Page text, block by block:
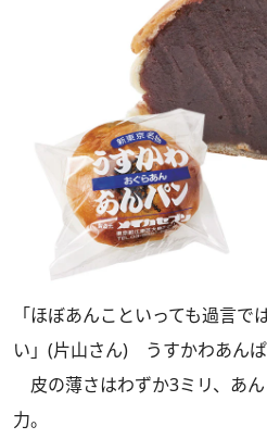
「ほぼあんこといっても過言
い」(片山さん) うすかわあんぱ
皮の薄さはわずか3ミリ、あ
力。